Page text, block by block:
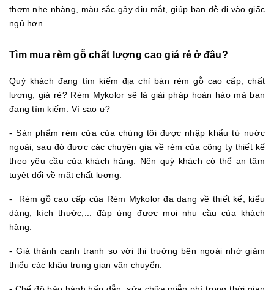
thơm nhẹ nhàng, màu sắc gây dịu mắt, giúp bạn dễ đi vào giấc
ngủ hơn.
Tìm mua rèm gỗ chất lượng cao giá rẻ ở đâu?
Quý khách đang tìm kiếm địa chỉ bán rèm gỗ cao cấp, chất
lượng, giá rẻ? Rèm Mykolor sẽ là giải pháp hoàn hảo mà bạn
đang tìm kiếm. Vì sao ư?
- Sản phẩm rèm cửa của chúng tôi được nhập khẩu từ nước
ngoài, sau đó được các chuyên gia về rèm của công ty thiết kế
theo yêu cầu của khách hàng. Nên quý khách có thể an tâm
tuyệt đối về mặt chất lượng.
- Rèm gỗ cao cấp của Rèm Mykolor đa dạng về thiết kế, kiểu
dáng, kích thước,... đáp ứng được mọi nhu cầu của khách
hàng.
- Giá thành cạnh tranh so với thị trường bên ngoài nhờ giảm
thiểu các khâu trung gian vận chuyển.